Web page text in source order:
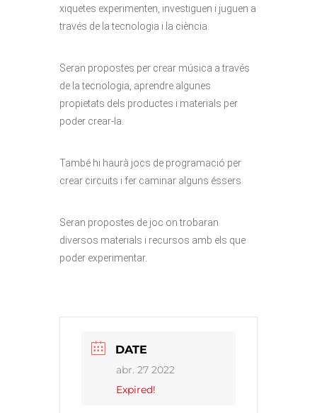
xiquetes experimenten, investiguen i juguen a
través de la tecnologia i la ciència.
Seran propostes per crear música a través
de la tecnologia, aprendre algunes
propietats dels productes i materials per
poder crear-la.
També hi haurà jocs de programació per
crear circuits i fer caminar alguns éssers.
Seran propostes de joc on trobaran
diversos materials i recursos amb els que
poder experimentar.
DATE
abr. 27 2022
Expired!